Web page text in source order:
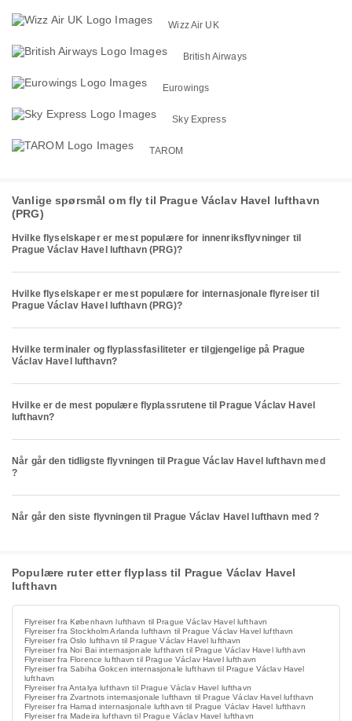
Wizz Air UK
British Airways
Eurowings
Sky Express
TAROM
Vanlige spørsmål om fly til Prague Václav Havel lufthavn
(PRG)
Hvilke flyselskaper er mest populære for innenriksflyvninger til
Prague Václav Havel lufthavn (PRG)?
Hvilke flyselskaper er mest populære for internasjonale flyreiser til
Prague Václav Havel lufthavn (PRG)?
Hvilke terminaler og flyplassfasiliteter er tilgjengelige på Prague
Václav Havel lufthavn?
Hvilke er de mest populære flyplassrutene til Prague Václav Havel
lufthavn?
Når går den tidligste flyvningen til Prague Václav Havel lufthavn med
?
Når går den siste flyvningen til Prague Václav Havel lufthavn med ?
Populære ruter etter flyplass til Prague Václav Havel
lufthavn
Flyreiser fra København lufthavn til Prague Václav Havel lufthavn
Flyreiser fra Stockholm Arlanda lufthavn til Prague Václav Havel lufthavn
Flyreiser fra Oslo lufthavn til Prague Václav Havel lufthavn
Flyreiser fra Noi Bai internasjonale lufthavn til Prague Václav Havel lufthavn
Flyreiser fra Florence lufthavn til Prague Václav Havel lufthavn
Flyreiser fra Sabiha Gokcen internasjonale lufthavn til Prague Václav Havel
lufthavn
Flyreiser fra Antalya lufthavn til Prague Václav Havel lufthavn
Flyreiser fra Zvartnots internasjonale lufthavn til Prague Václav Havel lufthavn
Flyreiser fra Hamad internasjonale lufthavn til Prague Václav Havel lufthavn
Flyreiser fra Madeira lufthavn til Prague Václav Havel lufthavn